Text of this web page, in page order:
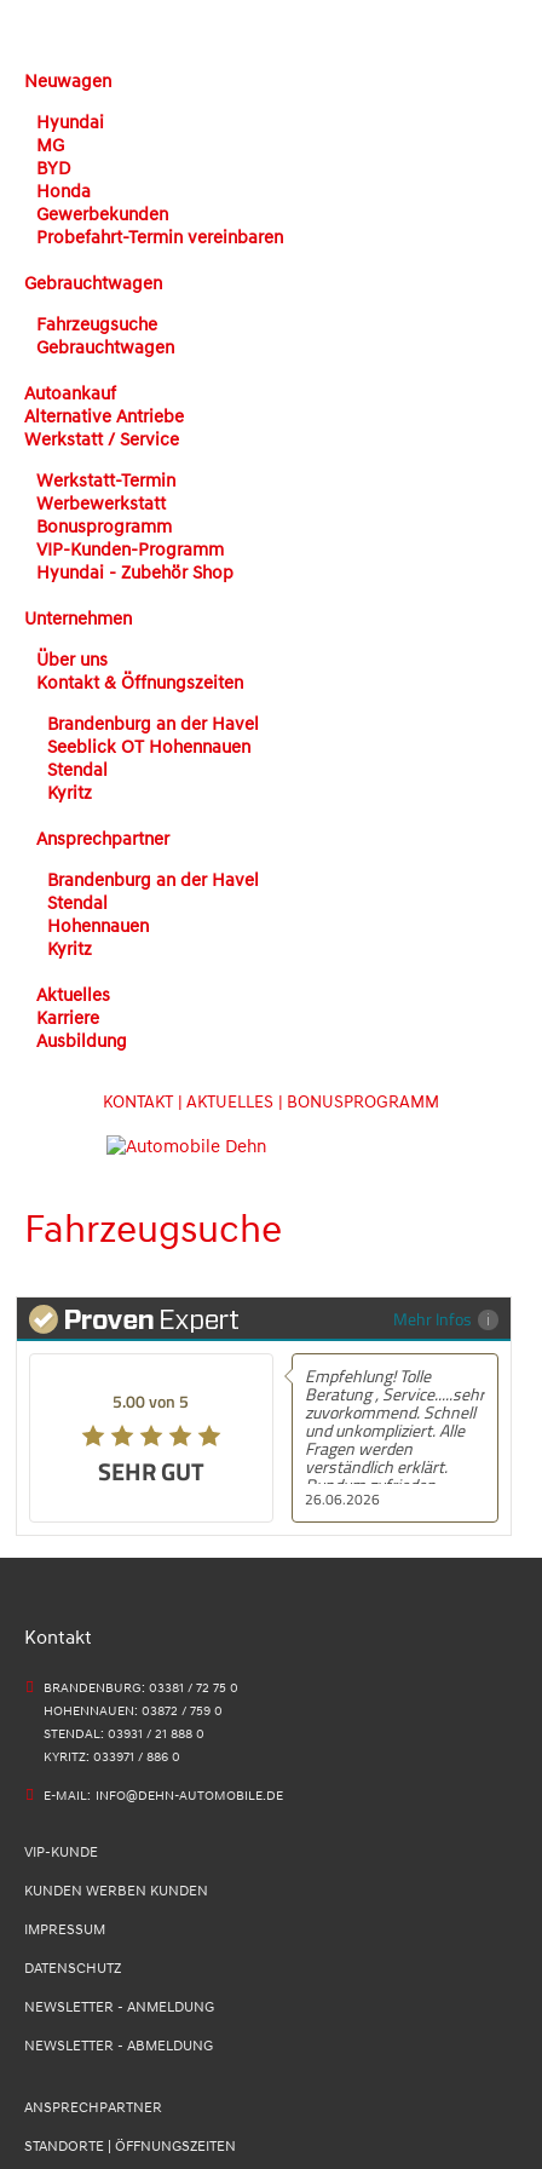
Neuwagen
Hyundai
MG
BYD
Honda
Gewerbekunden
Probefahrt-Termin vereinbaren
Gebrauchtwagen
Fahrzeugsuche
Gebrauchtwagen
Autoankauf
Alternative Antriebe
Werkstatt / Service
Werkstatt-Termin
Werbewerkstatt
Bonusprogramm
VIP-Kunden-Programm
Hyundai - Zubehör Shop
Unternehmen
Über uns
Kontakt & Öffnungszeiten
Brandenburg an der Havel
Seeblick OT Hohennauen
Stendal
Kyritz
Ansprechpartner
Brandenburg an der Havel
Stendal
Hohennauen
Kyritz
Aktuelles
Karriere
Ausbildung
KONTAKT | AKTUELLES | BONUSPROGRAMM
Fahrzeugsuche
Mehr Infos
5.00 von 5
SEHR GUT
26.06.2026
Empfehlung! Tolle
Beratung , Service.....sehr
zuvorkommend. Schnell
und unkompliziert. Alle
Fragen werden
verständlich erklärt.
Rundum zufrieden.
Kontakt
BRANDENBURG: 03381 / 72 75 0
HOHENNAUEN: 03872 / 759 0
STENDAL: 03931 / 21 888 0
KYRITZ: 033971 / 886 0
E-MAIL: INFO@DEHN-AUTOMOBILE.DE
VIP-KUNDE
KUNDEN WERBEN KUNDEN
IMPRESSUM
DATENSCHUTZ
NEWSLETTER - ANMELDUNG
NEWSLETTER - ABMELDUNG
ANSPRECHPARTNER
STANDORTE | ÖFFNUNGSZEITEN